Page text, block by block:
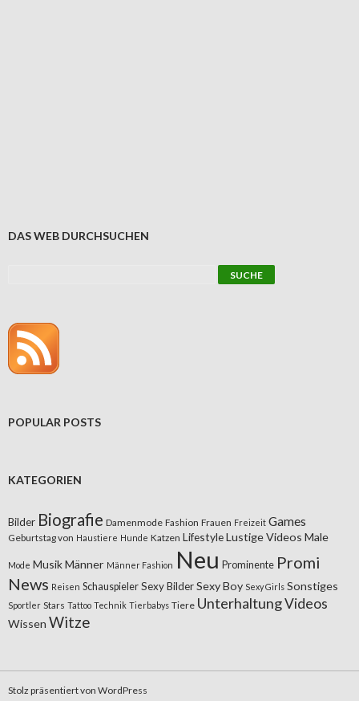
DAS WEB DURCHSUCHEN
POPULAR POSTS
KATEGORIEN
Bilder Biografie Damenmode Fashion Frauen Freizeit Games
Geburtstag von Haustiere Hunde Katzen LifestyleLustige Videos Male
Mode MusikMänner Männer Fashion Neu Prominente Promi
News Reisen Schauspieler Sexy BilderSexy Boy Sexy Girls Sonstiges
Sportler Stars Tattoo Technik Tierbabys Tiere UnterhaltungVideos
Wissen Witze
Stolz präsentiert von WordPress